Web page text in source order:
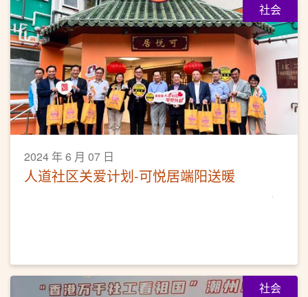
社会
2024 年 6 月 07 日
人道社区关爱计划-可悦居端阳送暖
社会